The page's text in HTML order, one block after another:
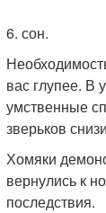
6. сон.
вас глупее. В
умственные
зверьков
Хомяки
вернулись к
последствия.